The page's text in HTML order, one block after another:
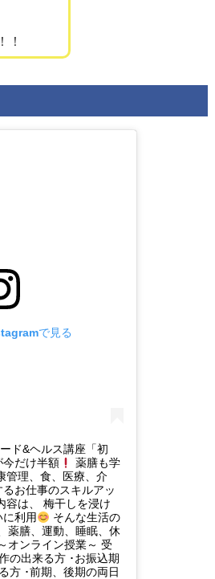
！
で見る
ド&ヘルス講座「初
今だけ半額
薬膳も学
管理、食、医療、介
お仕事のスキルアッ
容は、 梅干しを浸け
利用
そんな生活の
薬膳、運動、睡眠、休
～オンライン授業～ 受
の出来る方 ･お振込期
方 ･前期、後期の両日